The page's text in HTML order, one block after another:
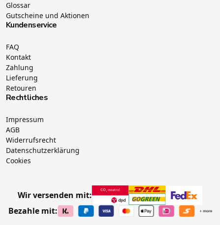
Glossar
Gutscheine und Aktionen
Kundenservice
FAQ
Kontakt
Zahlung
Lieferung
Retouren
Rechtliches
Impressum
AGB
Widerrufsrecht
Datenschutzerklärung
Cookies
Wir versenden mit:
Bezahle mit: